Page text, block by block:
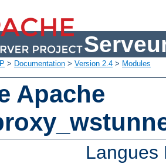
> Documentation > Version 2.4 > Modules
Apache